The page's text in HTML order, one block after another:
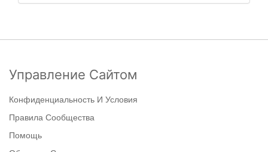
Управление Сайтом
Конфиденциальность И Условия
Правила Сообщества
Помощь